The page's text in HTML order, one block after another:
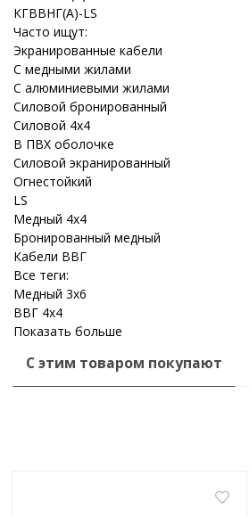
КГВВНГ(A)-LS
Часто ищут:
Экранированные кабели
С медными жилами
С алюминиевыми жилами
Силовой бронированный
Силовой 4x4
В ПВХ оболочке
Силовой экранированный
Огнестойкий
LS
Медный 4x4
Бронированный медный
Кабели ВВГ
Все теги:
Медный 3x6
ВВГ 4x4
Показать больше
С этим товаром покупают